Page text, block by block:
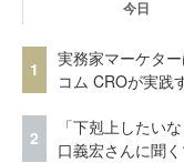
今日
1
実務家マーケタ
コム CROが実践
2
「下剋上したい
口義宏さんに聞